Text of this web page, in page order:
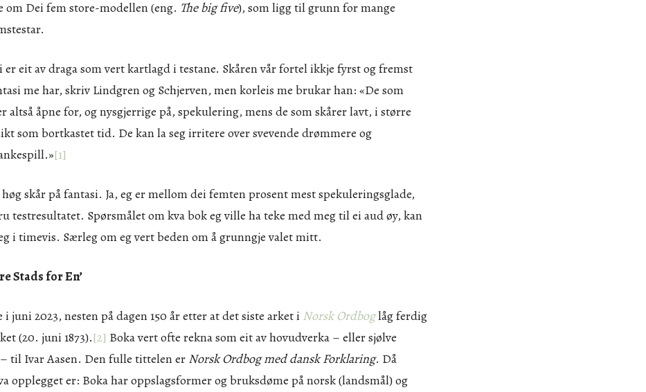
om Dei fem store-modellen (eng. The big five), som ligg til grunn for mange
av draga som vert kartlagd i testane. Skåren vår fortel ikkje fyrst og fremst
me har, skriv Lindgren og Schjerven, men korleis me brukar han: «De som
altså åpne for, og nysgjerrige på, spekulering, mens de som skårer lavt, i større
som bortkastet tid. De kan la seg irritere over svevende drømmere og
[1]
på fantasi. Ja, eg er mellom dei femten prosent mest spekuleringsglade,
testresultatet. Spørsmålet om kva bok eg ville ha teke med meg til ei aud øy, kan
i timevis. Særleg om eg vert beden om å grunngje valet mitt.
Stads for En’
i juni 2023, nesten på dagen 150 år etter at det siste arket i Norsk Ordboglåg ferdig
(20. juni 1873).[2] Boka vert ofte rekna som eit av hovudverka – eller sjølve
til Ivar Aasen. Den fulle tittelen er Norsk Ordbog med dansk Forklaring. Då
opplegget er: Boka har oppslagsformer og bruksdøme på norsk (landsmål) og